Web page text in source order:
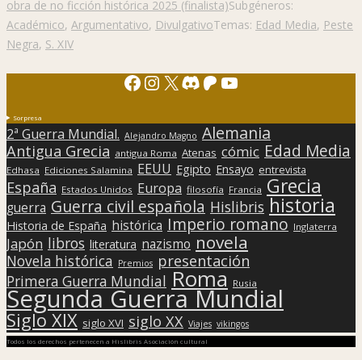
obra de no ficción histórica 2025 (finalista)Subgéneros:
Académico, Argumentativo, DivulgativoTemas: Edad Media, Peste
Negra, S. XIV
Facebook
Instagram
X Discord
Patreon
YouTube
Sorpresa
2ª Guerra Mundial. Alejandro Magno Alemania
Antigua Grecia antigua Roma Atenas cómic Edad Media
Edhasa Ediciones Salamina EEUU Egipto Ensayo entrevista
España Estados Unidos Europa filosofía Francia Grecia
guerra Guerra civil española Hislibris historia
Historia de España histórica Imperio romano Inglaterra
Japón libros literatura nazismo novela
Novela histórica Premios presentación
Primera Guerra Mundial Roma Rusia
Segunda Guerra Mundial
Siglo XIX siglo XVI siglo XX Viajes vikingos
Todos los derechos pertenecen a Hislibris Asociación cultural